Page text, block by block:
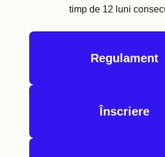
timp de 12 luni
Regulament
Înscriere